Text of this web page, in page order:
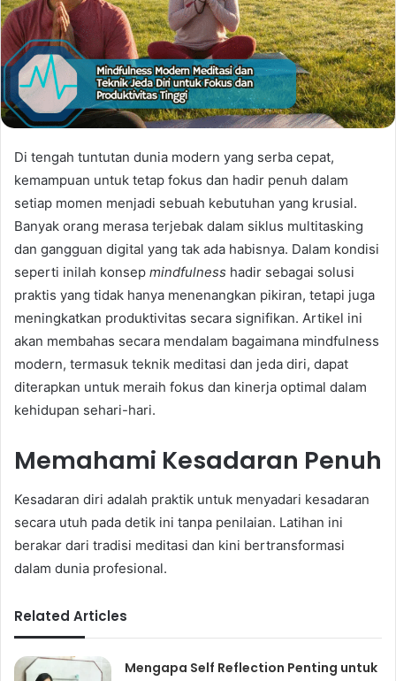
Di tengah tuntutan dunia modern yang serba cepat,
kemampuan untuk tetap fokus dan hadir penuh dalam
setiap momen menjadi sebuah kebutuhan yang krusial.
Banyak orang merasa terjebak dalam siklus multitasking
dan gangguan digital yang tak ada habisnya. Dalam kondisi
seperti inilah konsep mindfulness hadir sebagai solusi
praktis yang tidak hanya menenangkan pikiran, tetapi juga
meningkatkan produktivitas secara signifikan. Artikel ini
akan membahas secara mendalam bagaimana mindfulness
modern, termasuk teknik meditasi dan jeda diri, dapat
diterapkan untuk meraih fokus dan kinerja optimal dalam
kehidupan sehari-hari.
Memahami Kesadaran Penuh
Kesadaran diri adalah praktik untuk menyadari kesadaran
secara utuh pada detik ini tanpa penilaian. Latihan ini
berakar dari tradisi meditasi dan kini bertransformasi
dalam dunia profesional.
Related Articles
Mengapa Self Reflection Penting untuk